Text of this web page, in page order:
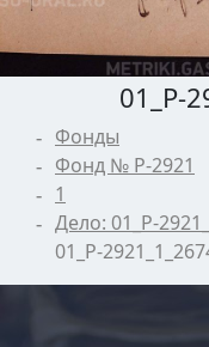
01_Р-
Фонды
Фонд № Р-2921
1
Дело: 01_Р-
01_Р-